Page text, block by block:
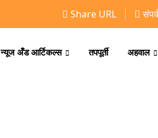
Share URL
न्यूज अँड आर्टिकल्स तपपूर्ती अहवाल